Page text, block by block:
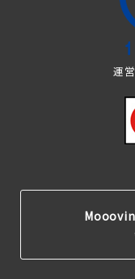
運
Mooovin